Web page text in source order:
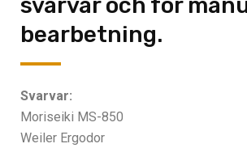
bearbetning.
Svarvar:
Moriseiki MS-850
Weiler Ergodor